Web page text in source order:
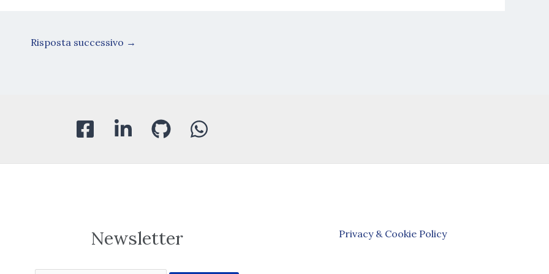
Risposta successivo →
Newsletter Privacy & Cookie Policy